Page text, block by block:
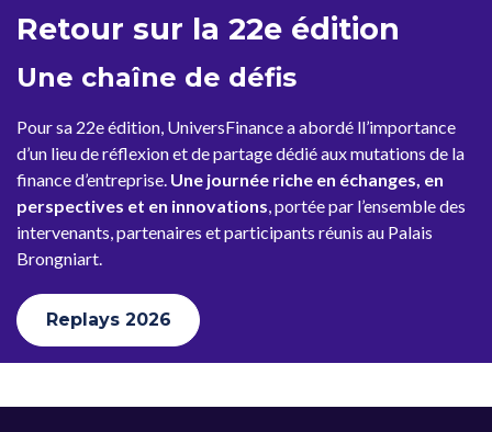
Retour sur la 22e édition
Une chaîne de défis
Pour sa 22e édition, UniversFinance a abordé ll’importance
d’un lieu de réflexion et de partage dédié aux mutations de la
finance d’entreprise. Une journée riche en échanges, en
perspectives et en innovations , portée par l’ensemble des
intervenants, partenaires et participants réunis au Palais
Brongniart.
Replays 2026